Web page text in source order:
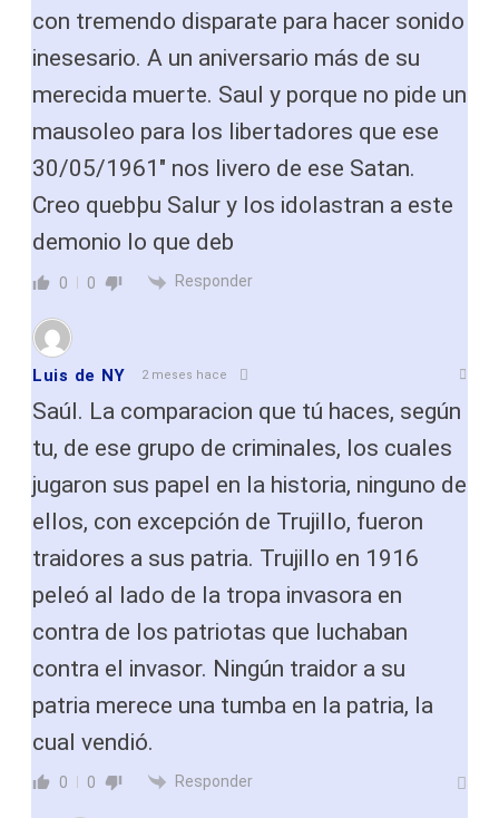
con tremendo disparate para hacer sonido
inesesario. A un aniversario más de su
merecida muerte. Saul y porque no pide un
mausoleo para los libertadores que ese
30/05/1961″ nos livero de ese Satan.
Creo quebþu Salur y los idolastran a este
demonio lo que deb
0 0 Responder
Luis de NY 2 meses hace
Saúl. La comparacion que tú haces, según
tu, de ese grupo de criminales, los cuales
jugaron sus papel en la historia, ninguno de
ellos, con excepción de Trujillo, fueron
traidores a sus patria. Trujillo en 1916
peleó al lado de la tropa invasora en
contra de los patriotas que luchaban
contra el invasor. Ningún traidor a su
patria merece una tumba en la patria, la
cual vendió.
0 0 Responder